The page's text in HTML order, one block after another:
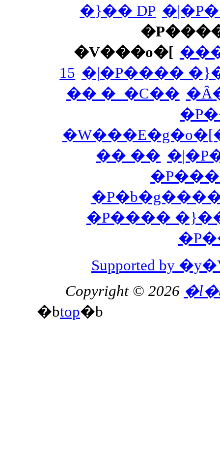
�}�� DP
�V���o�[
15 �|�P����
�� �_�C��
�� ��
�P����
Supported by
Copyright © 2026
�btop�b